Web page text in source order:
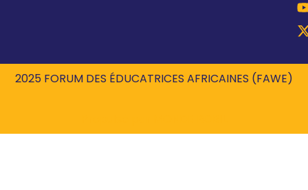
2025 FORUM DES ÉDUCATRICES AFRICAINES (FAWE)